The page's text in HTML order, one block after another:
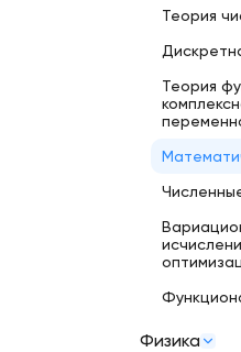
Теория
Теория
Физика